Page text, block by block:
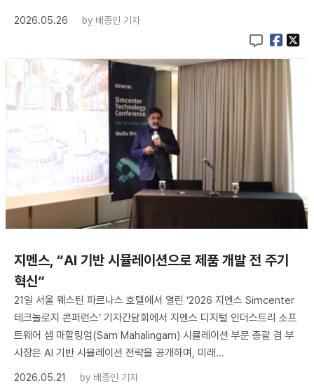
2026.05.26
by 배종인 기자
지멘스, “AI 기반 시뮬레이션으로 제품 개발 전 주기
혁신”
21일 서울 웨스틴 파르나스 호텔에서 열린 ‘2026 지멘스 Simcenter
테크놀로지 콘퍼런스’ 기자간담회에서 지멘스 디지털 인더스트리 소프
트웨어 샘 마할링엄(Sam Mahalingam) 시뮬레이션 부문 총괄 겸 부
사장은 AI 기반 시뮬레이션 전략을 공개하며, 미래…
2026.05.21
by 배종인 기자